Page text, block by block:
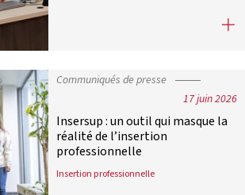
Attractivité scientifique :
Communiqués de presse
17 juin 2026
Insersup : un outil qui masque la
réalité de l’insertion
professionnelle
Insertion professionnelle